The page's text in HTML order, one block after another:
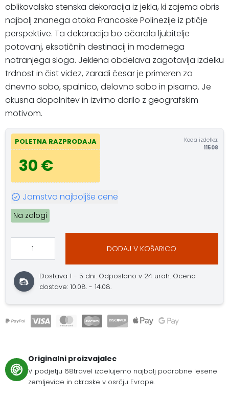
oblikovalska stenska dekoracija iz jekla, ki zajema obris
najbolj znanega otoka Francoske Polinezije iz ptičje
perspektive. Ta dekoracija bo očarala ljubitelje
potovanj, eksotičnih destinacij in modernega
notranjega sloga. Jeklena obdelava zagotavlja izdelku
trdnost in čist videz, zaradi česar je primeren za
dnevno sobo, spalnico, delovno sobo in pisarno. Je
okusna dopolnitev in izvirno darilo z geografskim
motivom.
POLETNA RAZPRODAJA
30 €
Koda izdelka:
11508
Jamstvo najboljše cene
Na zalogi
DODAJ V KOŠARICO
Dostava 1 - 5 dni. Odposlano v 24 urah. Ocena
dostave: 10.08. - 14.08.
Originalni proizvajalec
V podjetju 68travel izdelujemo najbolj podrobne lesene
zemljevide in okraske v osrčju Evrope.